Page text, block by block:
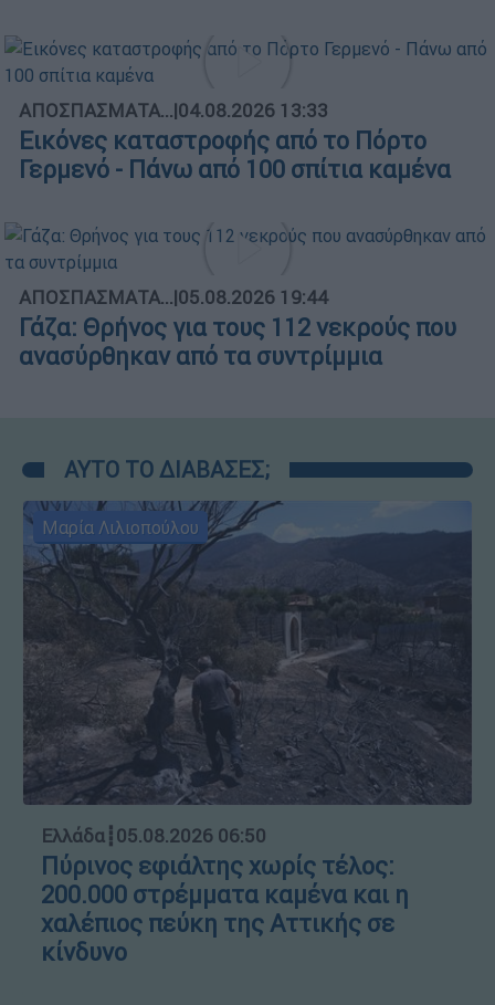
ΑΠΟΣΠΑΣΜΑΤΑ...|04.08.2026 13:33
Εικόνες καταστροφής από το Πόρτο
Γερμενό - Πάνω από 100 σπίτια καμένα
ΑΠΟΣΠΑΣΜΑΤΑ...|05.08.2026 19:44
Γάζα: Θρήνος για τους 112 νεκρούς που
ανασύρθηκαν από τα συντρίμμια
ΑΥΤΟ ΤΟ ΔΙΑΒΑΣΕΣ;
Μαρία Λιλιοπούλου
Ελλάδα┋05.08.2026 06:50
Πύρινος εφιάλτης χωρίς τέλος:
200.000 στρέμματα καμένα και η
χαλέπιος πεύκη της Αττικής σε
κίνδυνο